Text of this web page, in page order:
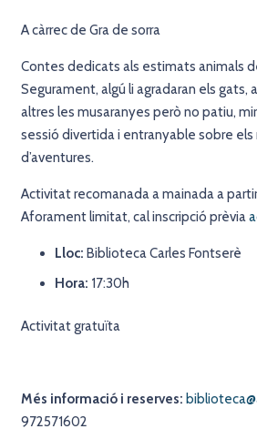
A càrrec de Gra de sorra
Contes dedicats als estimats animals
Segurament, algú li agradaran els gats,
altres les musaranyes però no patiu,
sessió divertida i entranyable sobre
d’aventures.
Activitat recomanada a mainada a
Aforament limitat, cal inscripció prèvia
Lloc: Biblioteca Carles Fontserè
Hora: 17:30h
Activitat gratuïta
Més informació i reserves:
972571602